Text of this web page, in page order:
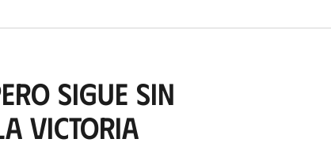
sigue sin
victoria